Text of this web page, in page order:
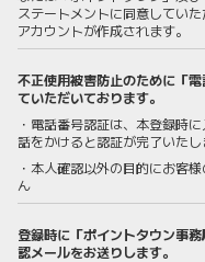
ステートメントに同意してい
アカウントが作成されます。
不正使用被害防止のために「
ていただいております。
・電話番号認証は、本登録時
話をかけると認証が完了いたし
・本人確認以外の目的にお客
ん
登録時に「ポイントタウン
認メールをお送りします。